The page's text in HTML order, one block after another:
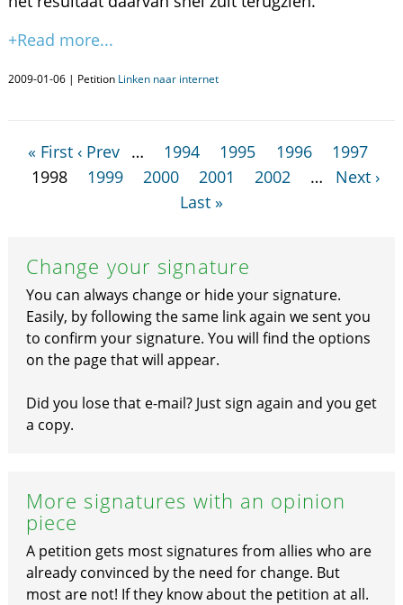
+Read more...
2009-01-06 | Petition Linken naar internet
« First ‹ Prev … 1994 1995 1996
1997
1998
1999 2000 2001 2002 …
Next ›
Last »
Change your signature
You can always change or hide your signature.
Easily, by following the same link again we sent you
to confirm your signature. You will find the options
on the page that will appear.
Did you lose that e-mail? Just sign again and you get
a copy.
More signatures with an opinion
piece
A petition gets most signatures from allies who are
already convinced by the need for change. But
most are not! If they know about the petition at all.